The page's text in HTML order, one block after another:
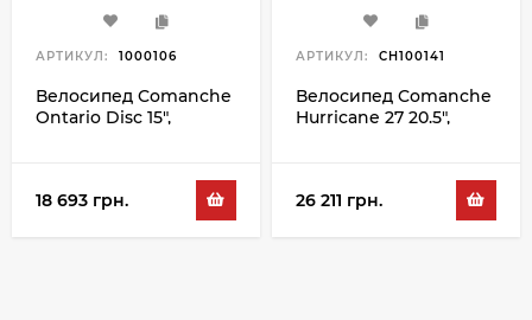
АРТИКУЛ: 1000106
Велосипед Comanche
Ontario Disc 15",
18 693 грн.
АРТИКУЛ: CH100141
Велосипед Comanche
Hurricane 27 20.5",
26 211 грн.